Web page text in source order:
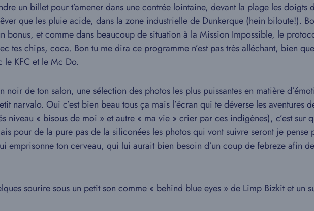
un billet pour t’amener dans une contrée lointaine, devant la plage les doigts
que les pluie acide, dans la zone industrielle de Dunkerque (hein biloute!).
bonus, et comme dans beaucoup de situation à la Mission Impossible, le
tes chips, coca. Bon tu me dira ce programme n’est pas très alléchant, bien
le KFC et le Mc Do.
de ton salon, une sélection des photos les plus puissantes en matière
narvalo. Oui c’est bien beau tous ça mais l’écran qui te déverse les aventures
niveau « bisous de moi » et autre « ma vie » crier par ces indigènes), c’est sur
pour de la pure pas de la siliconées les photos qui vont suivre seront je pense
emprisonne ton cerveau, qui lui aurait bien besoin d’un coup de febreze afin
sourire sous un petit son comme « behind blue eyes » de Limp Bizkit et un